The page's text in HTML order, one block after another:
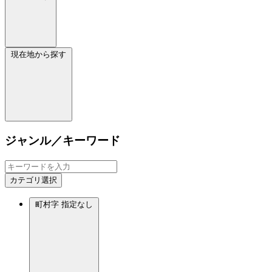
現在地から探す
ジャンル／キーワード
カテゴリ選択
町村字 指定なし